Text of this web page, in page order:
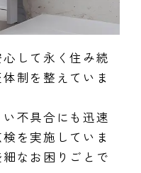
して永く住み続
制を整えていま
不具合にも迅速
を実施していま
なお困りごとで